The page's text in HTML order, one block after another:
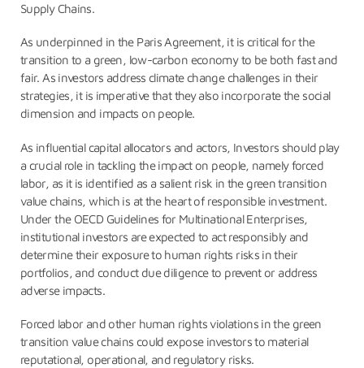
Supply Chains.
As underpinned in the Paris Agreement, it is critical for the
transition to a green, low-carbon economy to be both fast and
fair. As investors address climate change challenges in their
strategies, it is imperative that they also incorporate the social
dimension and impacts on people.
As influential capital allocators and actors, Investors should play
a crucial role in tackling the impact on people, namely forced
labor, as it is identified as a salient risk in the green transition
value chains, which is at the heart of responsible investment.
Under the OECD Guidelines for Multinational Enterprises,
institutional investors are expected to act responsibly and
determine their exposure to human rights risks in their
portfolios, and conduct due diligence to prevent or address
adverse impacts.
Forced labor and other human rights violations in the green
transition value chains could expose investors to material
reputational, operational, and regulatory risks.